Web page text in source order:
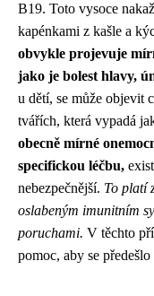
B19. Toto vysoce
kapénkami z kašle a
obvykle projevuje
jako je bolest hlavy,
u dětí, se může objevit
tvářích, která vypadá
obecně mírné
specifickou léčbu,
nebezpečnější. To platí
oslabeným imunitním
poruchami. V těchto
pomoc, aby se